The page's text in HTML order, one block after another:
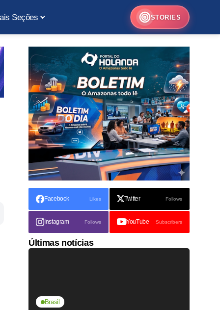
Seções STORIES
Facebook Likes Twitter Follows
Instagram Follows YouTube Subscribers
Últimas notícias
Brasil